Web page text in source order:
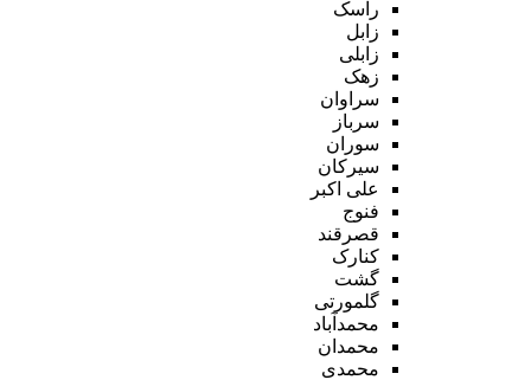
راسک
زابل
زابلی
زهک
سراوان
سرباز
سوران
سیرکان
علی اکبر
فنوج
قصرقند
کنارک
گشت
گلمورتی
محمدآباد
محمدان
محمدی